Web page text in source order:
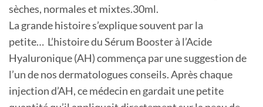
sèches, normales et mixtes.30ml.
La grande histoire s’explique souvent par la
petite… L’histoire du Sérum Booster à l’Acide
Hyaluronique (AH) commença par une suggestion de
l’un de nos dermatologues conseils. Après chaque
injection d’AH, ce médecin en gardait une petite